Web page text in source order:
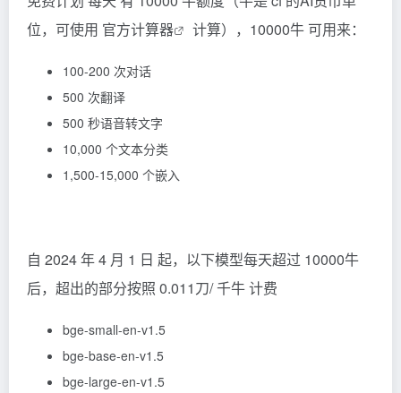
位，可使用 官方计算器 计算），10000牛 可用来：
100-200 次对话
500 次翻译
500 秒语音转文字
10,000 个文本分类
1,500-15,000 个嵌入
自 2024 年 4 月 1 日 起，以下模型每天超过 10000牛
后，超出的部分按照 0.011刀/ 千牛 计费
bge-small-en-v1.5
bge-base-en-v1.5
bge-large-en-v1.5